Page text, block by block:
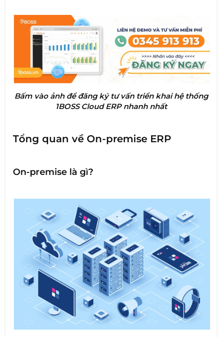
Bấm vào ảnh để đăng ký tư vấn triển khai hệ thống
1BOSS Cloud ERP nhanh nhất
Tổng quan về On-premise ERP
On-premise là gì?